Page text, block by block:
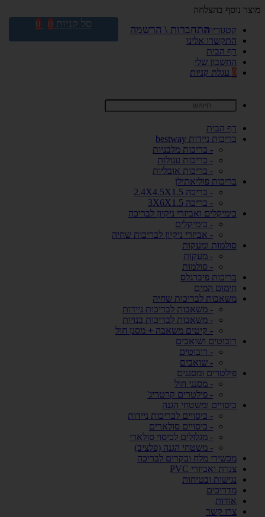
מוצר נוסף בהצלחה
קטגוריות
התקשרו אלינו
דף הבית
החשבון שלי
0 עגלת קניות
דף הבית
בריכות ניידות bestway
- בריכות מלבניות
- בריכות עגולות
- בריכות אובליות
בריכות פוליאתילן
- בריכה 2.4X4.5X1.5
- בריכה 3X6X1.5
כימיקלים ואביזרי ניקיון לבריכה
- כימיקלים
- אביזרי ניקיון לבריכות שחיה
סולמות ומעקות
- מעקות
- סולמות
בריכות פיברגלס
חימום המים
משאבות לבריכות שחיה
- משאבות לבריכות ניידות
- משאבות לבריכות בנויות
- קיטים משאבה + מסנן חול
רובוטים ושואבים
- רובוטים
- שואבים
פילטרים ומסננים
- מסנני חול
- פילטרים קרטריג'
כיסויים ומשטחי הגנה
- כיסויים לבריכות ניידות
- כיסויים סולארים
- מגלולים לכיסוי סולארי
- משטחי הגנה (פלציב)
מכשירי מלח ובקרים לבריכה
צנרת ואביזרי PVC
נגישות ובטיחות
מדריכים
אודות
צרו קשר
התחברות \ הרשמה סל קניות 0
0